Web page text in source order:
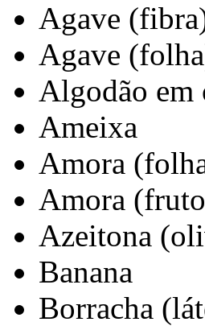
Agave
Agave
Algodão em
Ameixa
Amora
Amora
Azeitona
Banana
Borracha